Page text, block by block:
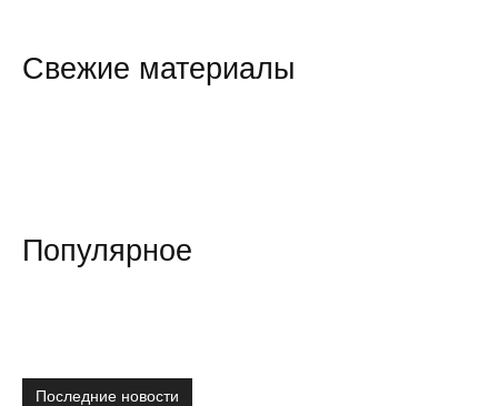
Свежие материалы
Популярное
Последние новости